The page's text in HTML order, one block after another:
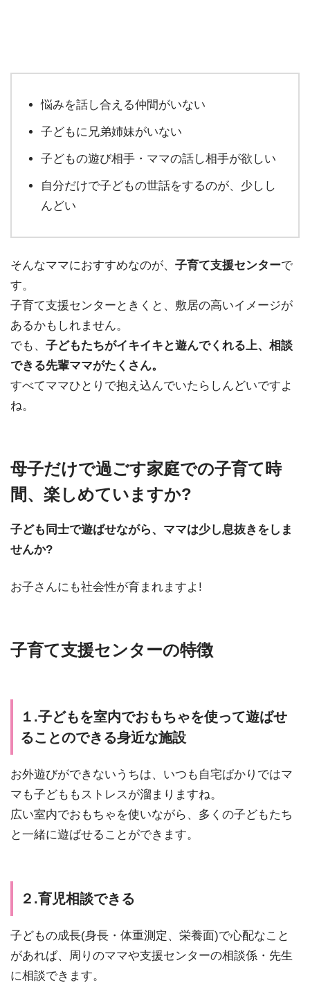
悩みを話し合える仲間がいない
子どもに兄弟姉妹がいない
子どもの遊び相手・ママの話し相手が欲しい
自分だけで子どもの世話をするのが、少しし
んどい
そんなママにおすすめなのが、 子育て支援センターで
す。
子育て支援センターときくと、敷居の高いイメージが
あるかもしれません。
でも、 子どもたちがイキイキと遊んでくれる上、相談
できる先輩ママがたくさん。
すべてママひとりで抱え込んでいたらしんどいですよ
ね。
母子だけで過ごす家庭での子育て時
間、楽しめていますか?
子ども同士で遊ばせながら、ママは少し息抜きをしま
せんか?
お子さんにも社会性が育まれますよ!
子育て支援センターの特徴
１.子どもを室内でおもちゃを使って遊ばせ
ることのできる身近な施設
お外遊びができないうちは、いつも自宅ばかりではマ
マも子どももストレスが溜まりますね。
広い室内でおもちゃを使いながら、多くの子どもたち
と一緒に遊ばせることができます。
２.育児相談できる
子どもの成長(身長・体重測定、栄養面)で心配なこと
があれば、周りのママや支援センターの相談係・先生
に相談できます。